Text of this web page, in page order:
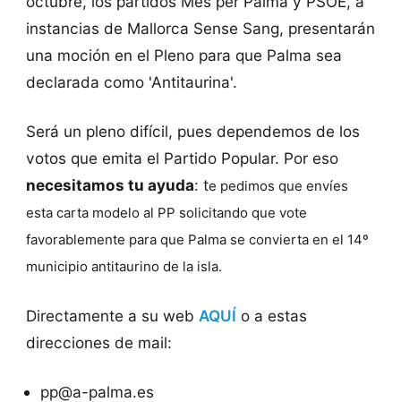
instancias de Mallorca Sense Sang, presentarán
una moción en el Pleno para que Palma sea
declarada como 'Antitaurina'.
Será un pleno difícil, pues dependemos de los
votos que emita el Partido Popular. Por eso
necesitamos tu ayuda: te pedimos que envíes
esta carta modelo al PP solicitando que vote
favorablemente para que Palma se convierta en el 14º
municipio antitaurino de la isla.
Directamente a su web AQUÍ o a estas
direcciones de mail:
pp@a-palma.es